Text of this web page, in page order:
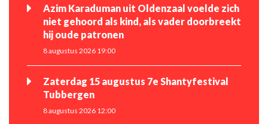
Azim Karaduman uit Oldenzaal voelde zich
niet gehoord als kind, als vader doorbreekt
hij oude patronen
8 augustus 2026 19:00
Zaterdag 15 augustus 7e Shantyfestival
Tubbergen
8 augustus 2026 12:00